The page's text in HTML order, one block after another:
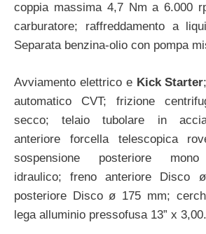
coppia massima 4,7 Nm a 6.000
carburatore; raffreddamento a
Separata benzina-olio con pompa
Avviamento elettrico e Kick Starter
automatico CVT; frizione
secco; telaio tubolare in
anteriore forcella telescopica
sospensione posteriore mono
idraulico; freno anteriore Disco
posteriore Disco ø 175 mm;
lega alluminio pressofusa 13” x 3,00.